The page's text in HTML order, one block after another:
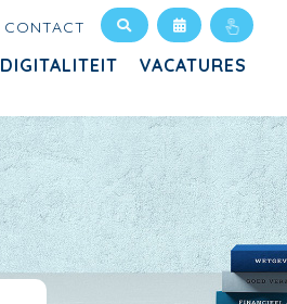
CONTACT
DIGITALITEIT VACATURES